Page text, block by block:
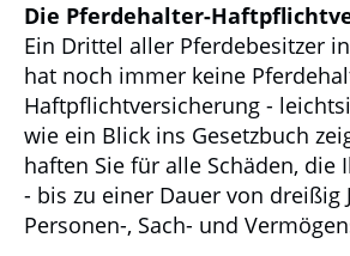
Die Pferdehalter-
Ein Drittel aller Pferdebesitzer
hat noch immer keine
Haftpflichtversicherung -
wie ein Blick ins Gesetzbuch
haften Sie für alle Schäden, die
- bis zu einer Dauer von dreißig
Personen-, Sach- und